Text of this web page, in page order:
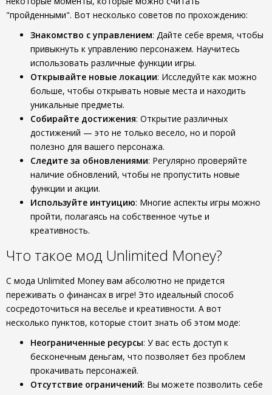
"пройденными". Вот несколько советов по прохождению:
Знакомство с управлением: Дайте себе время, чтобы
привыкнуть к управлению персонажем. Научитесь
использовать различные функции игры.
Открывайте новые локации: Исследуйте как можно
больше, чтобы открывать новые места и находить
уникальные предметы.
Собирайте достижения: Открытие различных
достижений — это не только весело, но и порой
полезно для вашего персонажа.
Следите за обновлениями: Регулярно проверяйте
наличие обновлений, чтобы не пропустить новые
функции и акции.
Используйте интуицию: Многие аспекты игры можно
пройти, полагаясь на собственное чутье и
креативность.
Что такое мод Unlimited Money?
С мода Unlimited Money вам абсолютно не придется
переживать о финансах в игре! Это идеальный способ
сосредоточиться на веселье и креативности. А вот
несколько пунктов, которые стоит знать об этом моде:
Неограниченные ресурсы: У вас есть доступ к
бесконечным деньгам, что позволяет без проблем
прокачивать персонажей.
Отсутствие ограничений: Вы можете позволить себе